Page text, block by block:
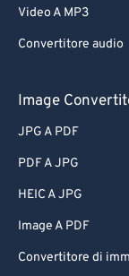
Video A MP3
Convertitore audio
Image
JPG A PDF
PDF A JPG
HEIC A JPG
Image A PDF
Convertitore di